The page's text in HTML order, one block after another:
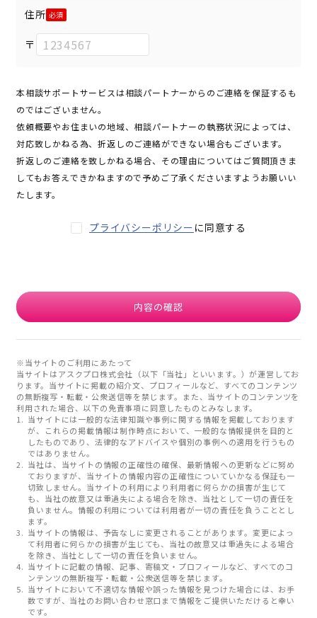
住所
〒
本相談サポートサービスは相談パートナーからのご連絡を保証するも
のではございません。
依頼概要やお住まいの地域、相談パートナーの執務状況によっては、
対応致しかねる為、折返しのご連絡ができない場合もございます。
折返しのご連絡を致しかねる場合、その理由についてはご質問頂きま
してもお答えできかねますので予めご了承くださいますようお願いい
たします。
プライバシーポリシー に同意する
内容の確認
※当サイトのご利用にあたって
当サイトはアスクプロ株式会社（以下「当社」といいます。）が運営してお
ります。当サイトに掲載の紹介文、プロフィールなど、すべてのコンテンツ
の無断複写・転載・公衆送信等を禁じます。また、当サイトのコンテンツを
利用された場合、以下の免責事項に同意したものとみなします。
当サイトには一般的な法律知識や事例に関する情報を掲載しております
が、これらの掲載情報は制作時点において、一般的な情報提供を目的と
したものであり、法律的なアドバイスや個別の事例への適用を行うもの
ではありません。
当社は、当サイトの情報の正確性の確保、最新情報への更新などに努め
ておりますが、当サイトの情報内容の正確性についていかなる保証も一
切致しません。当サイトの利用により利用者に何らかの損害が生じて
も、当社の故意又は重過失による場合を除き、当社として一切の責任を
負いません。情報の利用については利用者が一切の責任を負うこととし
ます。
当サイトの情報は、予告なしに変更されることがあります。変更によっ
て利用者に何らかの損害が生じても、当社の故意又は重過失による場合
を除き、当社として一切の責任を負いません。
当サイトに記載の情報、記事、寄稿文・プロフィールなど、すべてのコ
ンテンツの無断複写・転載・公衆送信等を禁じます。
当サイトにおいて不適切な情報や誤った情報を見つけた場合には、お手
数ですが、当社のお問い合わせ窓口まで情報をご提供いただけると幸い
です。